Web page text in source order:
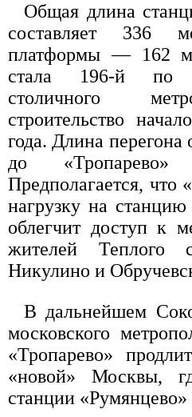
Общая длина
составляет 336
платформы — 162
стала 196-й по
столичного
строительство
года. Длина
до
Предполагается, что
нагрузку на
облегчит доступ к
жителей Теплого
Никулино и
В дальнейшем
московского
«Тропарево»
«новой» Москвы,
станции